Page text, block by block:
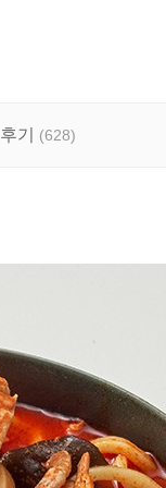
후기 (628)